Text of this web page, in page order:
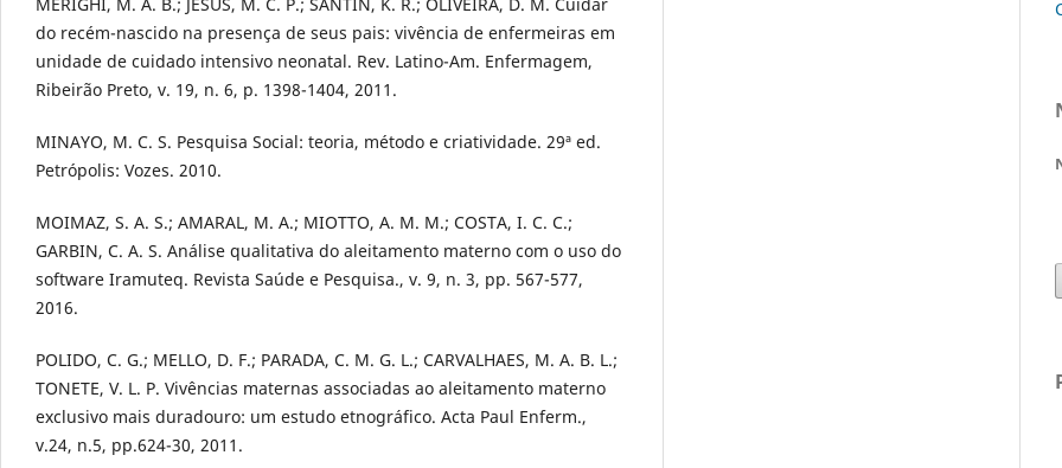
MERIGHI, M. A. B.; JESUS, M. C. P.; SANTIN, K. R.; OLIVEIRA, D. M. Cuidar
do recém-nascido na presença de seus pais: vivência de enfermeiras em
unidade de cuidado intensivo neonatal. Rev. Latino-Am. Enfermagem,
Ribeirão Preto, v. 19, n. 6, p. 1398-1404, 2011.
MINAYO, M. C. S. Pesquisa Social: teoria, método e criatividade. 29ª ed.
Petrópolis: Vozes. 2010.
MOIMAZ, S. A. S.; AMARAL, M. A.; MIOTTO, A. M. M.; COSTA, I. C. C.;
GARBIN, C. A. S. Análise qualitativa do aleitamento materno com o uso do
software Iramuteq. Revista Saúde e Pesquisa., v. 9, n. 3, pp. 567-577,
2016.
POLIDO, C. G.; MELLO, D. F.; PARADA, C. M. G. L.; CARVALHAES, M. A. B. L.;
TONETE, V. L. P. Vivências maternas associadas ao aleitamento materno
exclusivo mais duradouro: um estudo etnográfico. Acta Paul Enferm.,
v.24, n.5, pp.624-30, 2011.